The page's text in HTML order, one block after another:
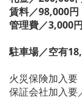
賃料／98,000円
管理費／3,000円
駐車場／空有
火災保険加入要
保証会社加入要